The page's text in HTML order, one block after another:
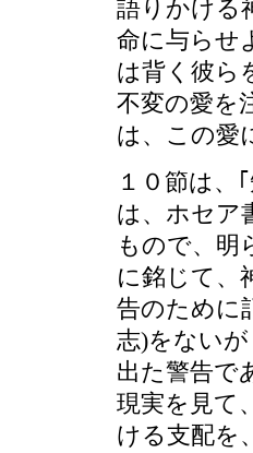
語りかける
命に与らせ
は背く彼ら
不変の愛を
は、この愛
１０節は、
は、ホセア
もので、明
に銘じて、
告のために
志)をない
出た警告で
現実を見て
ける支配を